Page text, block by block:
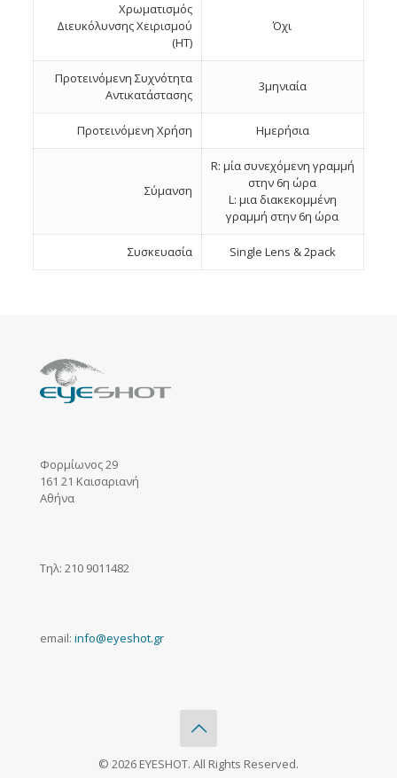
Χρωματισμός
Διευκόλυνσης Χειρισμού
(HT)
Όχι
Προτεινόμενη Συχνότητα
Αντικατάστασης
3μηνιαία
Προτεινόμενη Χρήση Ημερήσια
Σύμανση
R: μία συνεχόμενη γραμμή
στην 6η ώρα
L: μια διακεκομμένη
γραμμή στην 6η ώρα
Συσκευασία Single Lens & 2pack
Φορμίωνος 29
161 21 Καισαριανή
Αθήνα
Τηλ: 210 9011482
email: info@eyeshot.gr
© 2026 EYESHOT. All Rights Reserved.